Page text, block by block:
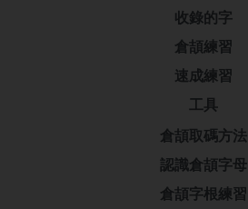
收錄的字
倉頡練習
速成練習
工具
倉頡取碼方法
認識倉頡字母
倉頡字根練習